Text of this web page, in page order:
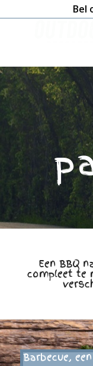
Bel
Een BBQ
compleet te
Barbecue,